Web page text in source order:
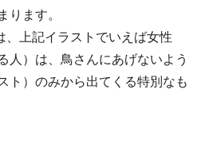
ります。
、上記イラストでいえば女性
人）は、鳥さんにあげないよう
ト）のみから出てくる特別なも